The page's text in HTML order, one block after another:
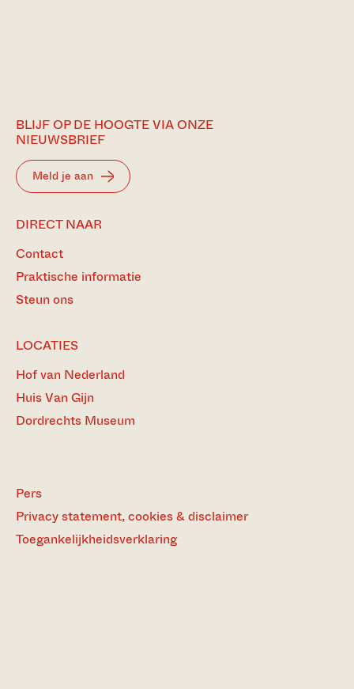
BLIJF OP DE HOOGTE VIA ONZE
NIEUWSBRIEF
Meld je aan
DIRECT NAAR
Contact
Praktische informatie
Steun ons
LOCATIES
Hof van Nederland
Huis Van Gijn
Dordrechts Museum
Pers
Privacy statement, cookies & disclaimer
Toegankelijkheidsverklaring